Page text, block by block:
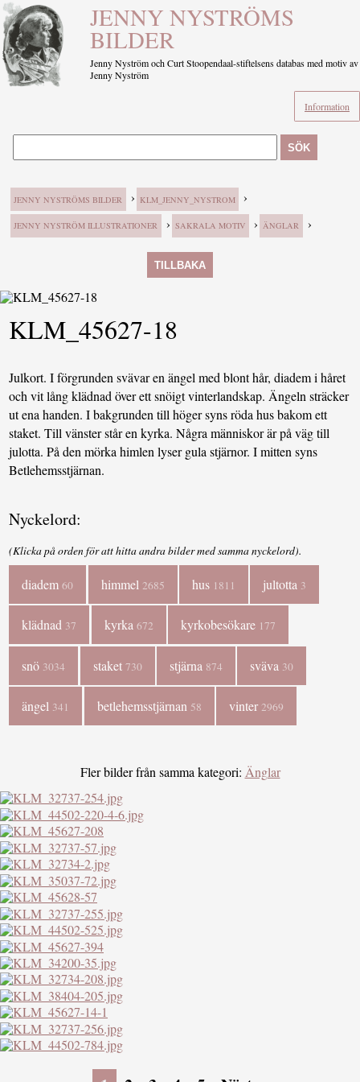
JENNY NYSTRÖMS
BILDER
Jenny Nyström och Curt Stoopendaal-stiftelsens databas med motiv av
Jenny Nyström
Information
SÖK
JENNY NYSTRÖMS BILDER › KLM_JENNY_NYSTROM ›
JENNY NYSTRÖM ILLUSTRATIONER › SAKRALA MOTIV › ÄNGLAR ›
TILLBAKA
KLM_45627-18
Julkort. I förgrunden svävar en ängel med blont hår, diadem i håret
och vit lång klädnad över ett snöigt vinterlandskap. Ängeln sträcker
ut ena handen. I bakgrunden till höger syns röda hus bakom ett
staket. Till vänster står en kyrka. Några människor är på väg till
julotta. På den mörka himlen lyser gula stjärnor. I mitten syns
Betlehemsstjärnan.
Nyckelord:
(Klicka på orden för att hitta andra bilder med samma nyckelord).
diadem60 himmel 2685 hus 1811 jultotta 3
klädnad 37 kyrka 672 kyrkobesökare 177
snö 3034 staket 730 stjärna 874 sväva 30
ängel 341 betlehemsstjärnan 58 vinter 2969
Fler bilder från samma kategori: Änglar